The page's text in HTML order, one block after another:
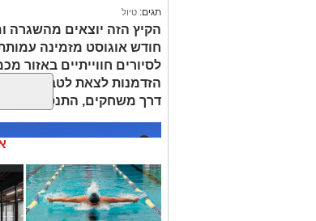
תגים: טיול
הקיץ הזה יוצאים מהשגרה
חודש אוגוסט מזמינה
לסיורים חווייתיים באזור
הזדמנות לצאת לטבע
דרך משחקים, התנסות